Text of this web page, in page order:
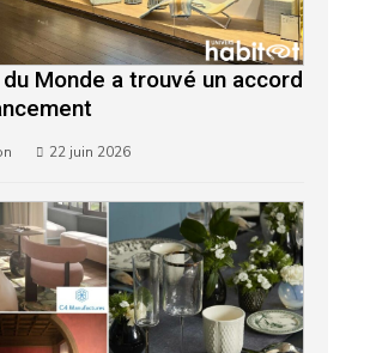
Monde a trouvé un accord
22 juin 2026